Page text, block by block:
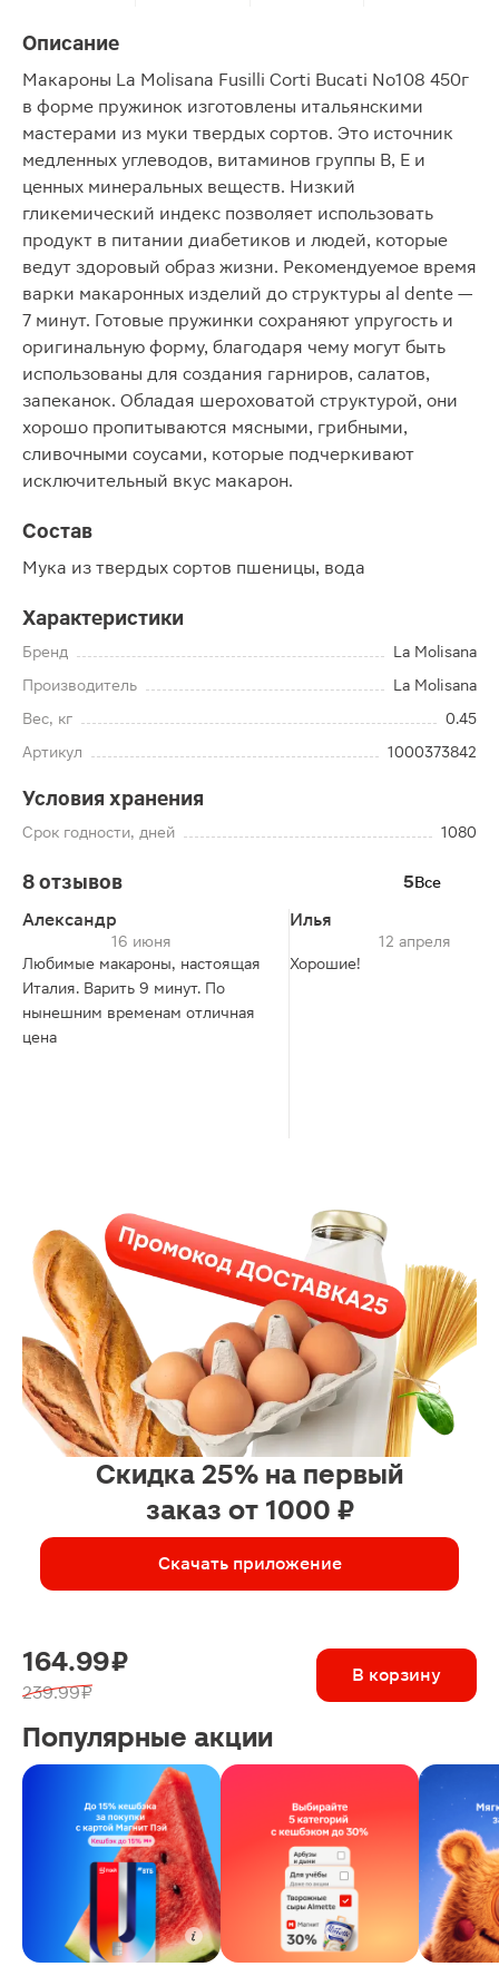
Описание
Макароны La Molisana Fusilli Corti Bucati No108 450г
в форме пружинок изготовлены итальянскими
мастерами из муки твердых сортов. Это источник
медленных углеводов, витаминов группы В, Е и
ценных минеральных веществ. Низкий
гликемический индекс позволяет использовать
продукт в питании диабетиков и людей, которые
ведут здоровый образ жизни. Рекомендуемое время
варки макаронных изделий до структуры al dente —
7 минут. Готовые пружинки сохраняют упругость и
оригинальную форму, благодаря чему могут быть
использованы для создания гарниров, салатов,
запеканок. Обладая шероховатой структурой, они
хорошо пропитываются мясными, грибными,
сливочными соусами, которые подчеркивают
исключительный вкус макарон.
Состав
Мука из твердых сортов пшеницы, вода
Характеристики
Бренд
La Molisana
Производитель
La Molisana
Вес, кг
0.45
Артикул
1000373842
Условия хранения
Срок годности, дней 1080
8 отзывов 5Все
Александр
16 июня
Любимые макароны, настоящая
Италия. Варить 9 минут. По
нынешним временам отличная
цена
Илья
12 апреля
Хорошие!
Скидка 25% на первый
заказ от 1000 ₽
Скачать приложение
164.99 ₽
239.99 ₽
В корзину
Популярные акции